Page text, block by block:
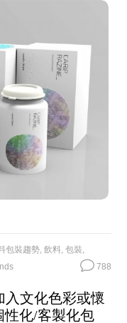
包裝趨勢, 飲料, 包裝,
788
入文化色彩或懷
性化/客製化包